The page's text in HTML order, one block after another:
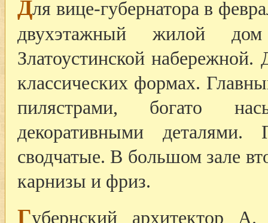
Для вице-губернатора в
двухэтажный жилой
Златоустинской
классических формах.
пилястрами, богато
декоративными
сводчатые. В большом зале
карнизы и фриз.
Губернский архитектор